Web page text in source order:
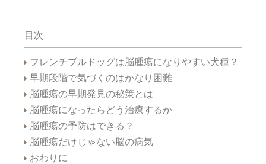
目次
フレンチブルドッグは脳腫瘍になりやすい犬種？
早期段階で気づくのはかなり困難
脳腫瘍の早期発見の秘策とは
脳腫瘍になったらどう治療するか
脳腫瘍の予防はできる？
脳腫瘍だけじゃない脳の病気
おわりに